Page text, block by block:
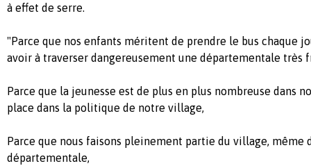
à effet de serre.
"Parce que nos enfants méritent de prendre le bus chaque
avoir à traverser dangereusement une départementale très
Parce que la jeunesse est de plus en plus nombreuse dans
place dans la politique de notre village,
Parce que nous faisons pleinement partie du village, même
départementale,